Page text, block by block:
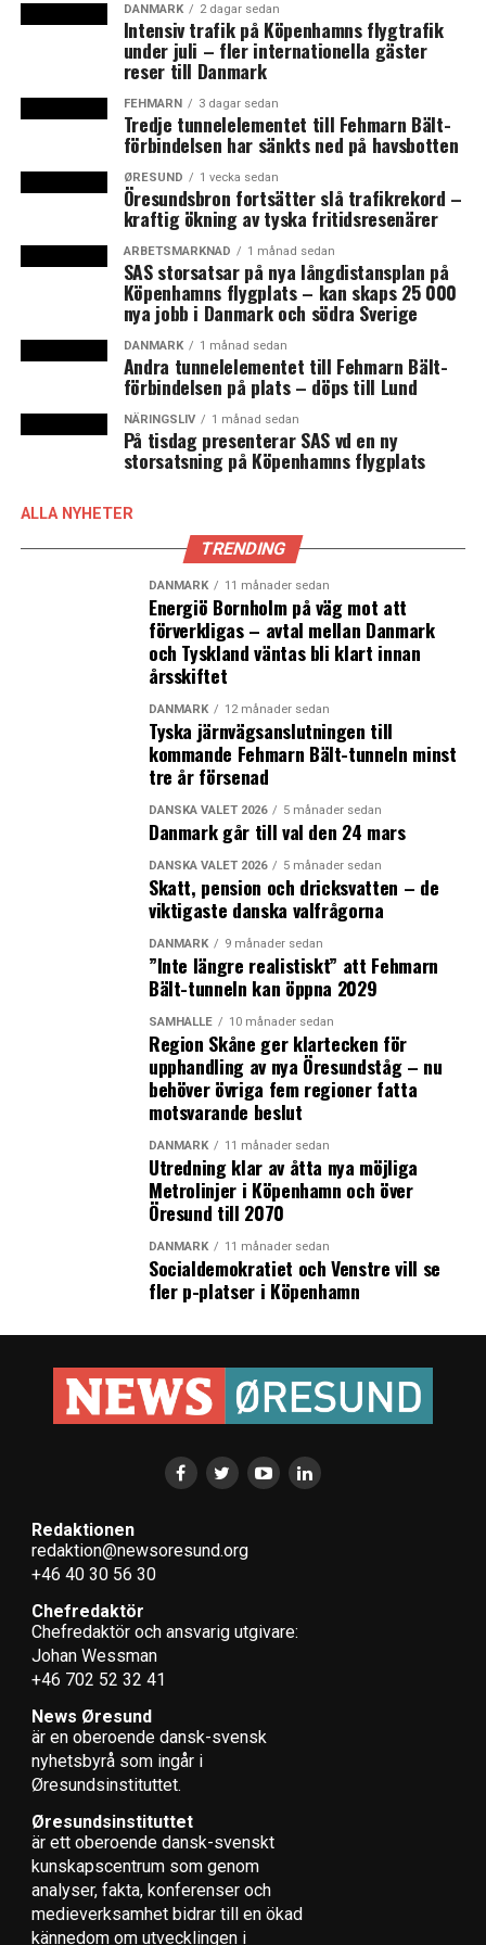
fonden.
Den rättsliga ramen väntas vara på plats senare i år, så
att en styrelse kan utses före den 1 januari 2015. (News
Högre tryck på Köpenhamns bostadsmarknad
Fallande mjölkpriser pressar bönder
DANMARK 2 dagar sedan
Intensiv trafik på Köpenhamns flygtrafik
under juli – fler internationella gäster
reser till Danmark
FEHMARN 3 dagar sedan
Tredje tunnelelementet till Fehmarn Bält-
förbindelsen har sänkts ned på havsbotten
ØRESUND 1 vecka sedan
Öresundsbron fortsätter slå trafikrekord –
kraftig ökning av tyska fritidsresenärer
ARBETSMARKNAD 1 månad sedan
SAS storsatsar på nya långdistansplan på
Köpenhamns flygplats – kan skaps 25 000
nya jobb i Danmark och södra Sverige
DANMARK 1 månad sedan
Andra tunnelelementet till Fehmarn Bält-
förbindelsen på plats – döps till Lund
NÄRINGSLIV 1 månad sedan
På tisdag presenterar SAS vd en ny
storsatsning på Köpenhamns flygplats
ALLA NYHETER
TRENDING
DANMARK 11 månader sedan
Energiö Bornholm på väg mot att
förverkligas – avtal mellan Danmark
och Tyskland väntas bli klart innan
årsskiftet
DANMARK 12 månader sedan
Tyska järnvägsanslutningen till
kommande Fehmarn Bält-tunneln minst
tre år försenad
DANSKA VALET 2026 5 månader sedan
Danmark går till val den 24 mars
DANSKA VALET 2026 5 månader sedan
Skatt, pension och dricksvatten – de
viktigaste danska valfrågorna
DANMARK 9 månader sedan
”Inte längre realistiskt” att Fehmarn
Bält-tunneln kan öppna 2029
SAMHÄLLE 10 månader sedan
Region Skåne ger klartecken för
upphandling av nya Öresundståg – nu
behöver övriga fem regioner fatta
motsvarande beslut
DANMARK 11 månader sedan
Utredning klar av åtta nya möjliga
Metrolinjer i Köpenhamn och över
Öresund till 2070
DANMARK 11 månader sedan
Socialdemokratiet och Venstre vill se
fler p-platser i Köpenhamn
Redaktionen
redaktion@newsoresund.org
+46 40 30 56 30
Chefredaktör
Chefredaktör och ansvarig utgivare:
Johan Wessman
+46 702 52 32 41
News Øresund
är en oberoende dansk-svensk
nyhets­byrå som ingår i
Øresundsinstituttet.
Øresundsinstituttet
är ett oberoende dansk-svenskt
kunskapscentrum som genom
analyser, fakta, konferenser och
medieverksamhet bidrar till en ökad
kännedom om utvecklingen i